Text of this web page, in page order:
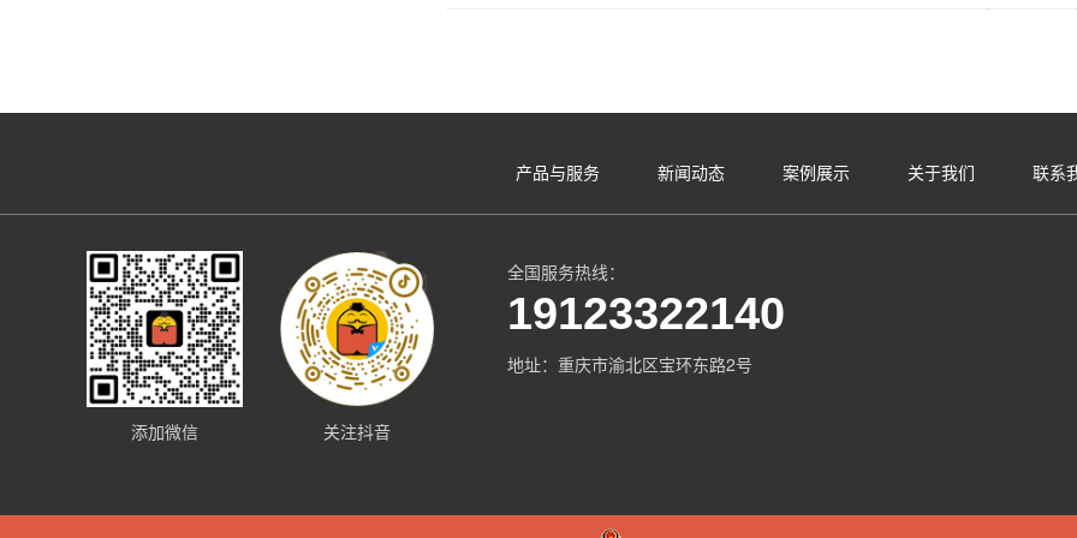
产品与服务 新闻动态 案例展示 关于我们 联系
添加微信 关注抖音
全国服务热线：
19123322140
地址：重庆市渝北区宝环东路2号